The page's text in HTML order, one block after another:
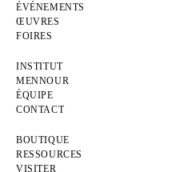
ÉVÉNEMENTS
ŒUVRES
FOIRES
INSTITUT
MENNOUR
ÉQUIPE
CONTACT
BOUTIQUE
RESSOURCES
VISITER